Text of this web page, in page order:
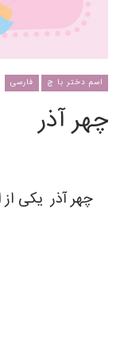
اسم دختر با چ فارسی
چهر آذر
چهر آذر یکی